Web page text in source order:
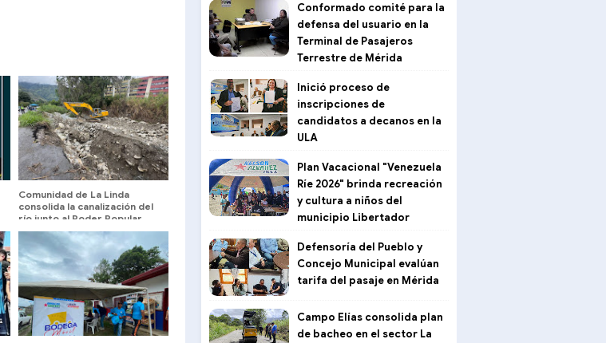
Comunidad de La Linda
consolida la canalización del
río junto al Poder Popular
Conformado comité para la
defensa del usuario en la
Terminal de Pasajeros
Terrestre de Mérida
Inició proceso de
inscripciones de
candidatos a decanos en la
ULA
Plan Vacacional "Venezuela
Ríe 2026" brinda recreación
y cultura a niños del
municipio Libertador
Defensoría del Pueblo y
Concejo Municipal evalúan
tarifa del pasaje en Mérida
Campo Elías consolida plan
de bacheo en el sector La